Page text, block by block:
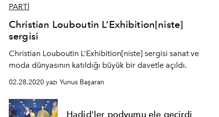
PARTİ
Christian Louboutin L’Exhibition[niste]
sergisi
Christian Louboutin L’Exhibition[niste] sergisi sanat ve
moda dünyasının katıldığı büyük bir davetle açıldı.
02.28.2020 yazı Yunus Başaran
Hadid'ler podyumu ele geçirdi